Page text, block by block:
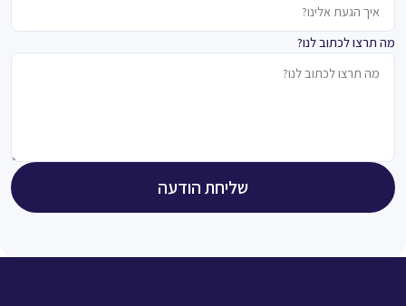
מה תרצו לכתוב לנו?
שליחת הודעה